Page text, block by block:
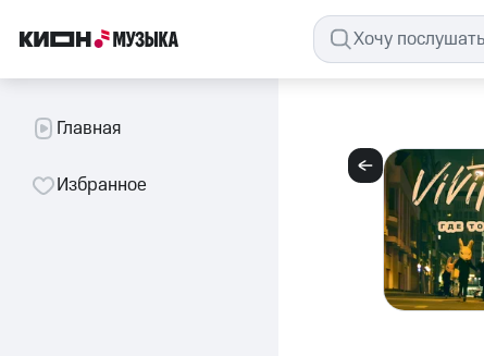
Главная
Избранное